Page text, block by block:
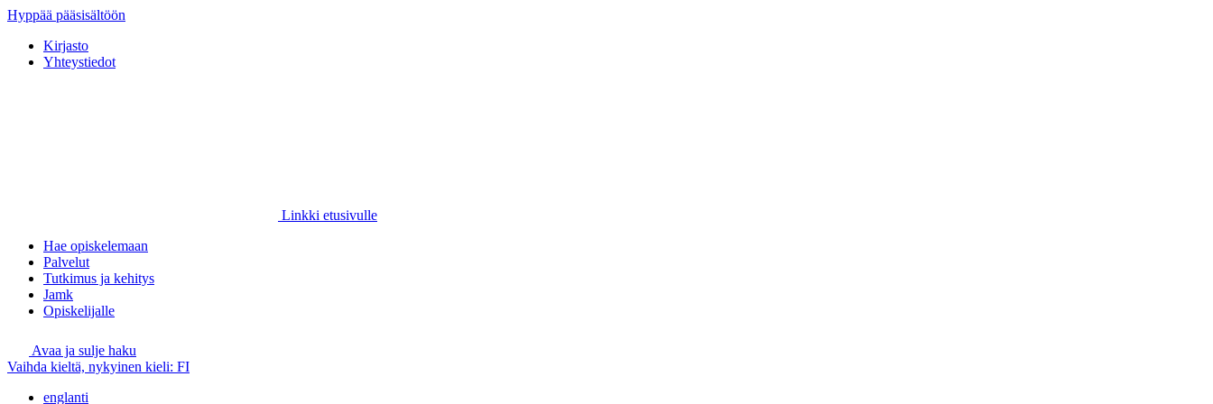
Hyppää pääsisältöön
Kirjasto
Yhteystiedot
Linkki etusivulle
Hae opiskelemaan
Palvelut
Tutkimus ja kehitys
Jamk
Opiskelijalle
Avaa ja sulje haku
Vaihda kieltä, nykyinen kieli: FI
englanti